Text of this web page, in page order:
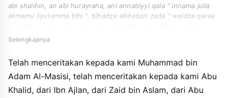
abi shalihin, an abi hurayraha, ani annabiyyi qala " innama juila
alimamu liyutamma bihi ". bihadza alkhabari zada " waidza qaraa
qaraa faanshitu ". laysat bimahfuzhahin alwahamu indana min abi
Selengkapnya
Telah menceritakan kepada kami Muhammad bin
Adam Al-Masisi, telah menceritakan kepada kami Abu
Khalid, dari Ibn Ajlan, dari Zaid bin Aslam, dari Abu